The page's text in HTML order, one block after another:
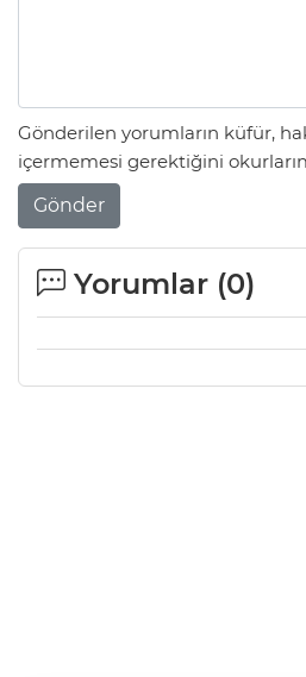
Gönderilen yorumların küfür,
içermemesi gerektiğini
Gönder
Yorumlar (0)